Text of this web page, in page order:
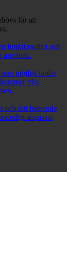
för att
funktionalitet och
används.
möjligt under
viss
och ditt beteende
anpassat